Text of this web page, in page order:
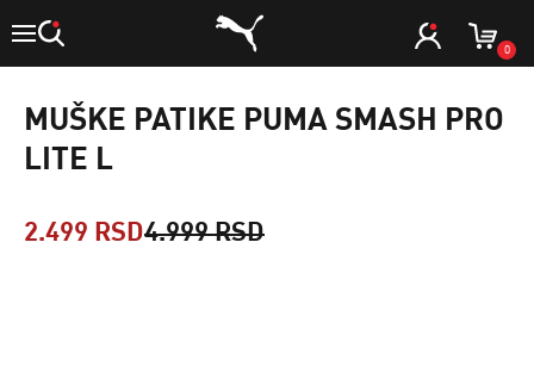
0
MUŠKE PATIKE PUMA SMASH PRO
LITE L
2.499 RSD4.999 RSD